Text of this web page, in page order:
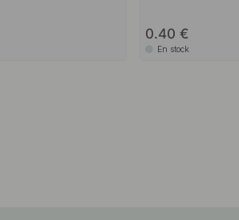
0.40
En stock